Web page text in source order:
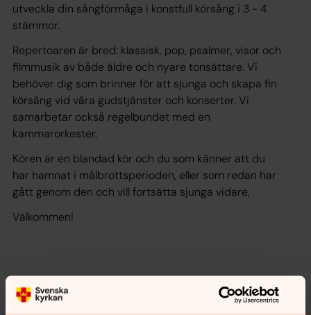
utveckla din sångförmåga i konstfull körsång i 3 - 4
stämmor.
Repertoaren är bred: klassisk, pop, psalmer, visor och
filmmusik av både äldre och nyare tonsättare. Vi
behöver dig som brinner för att sjunga och skapa fin
körsång vid våra gudstjänster och konserter. Vi
samarbetar också regelbundet med en
kammarorkester.
Kören är en blandad kör och du som känner att du
har hamnat i målbrottsperioden, eller som redan har
gått genom den och vill fortsätta sjunga vidare,
Välkommen!
För frågor och anmälan till kören
Con Dios kontakta: